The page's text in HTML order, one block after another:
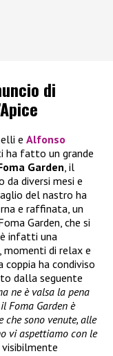
di
e Alfonso
ha fatto un grande
Garden , il
diversi mesi e
del nastro ha
e raffinata, un
Garden, che si
infatti una
di relax e
coppia ha condiviso
dalla seguente
ne è valsa la pena
Foma Garden è
sono venute, alle
vi aspettiamo con le
visibilmente